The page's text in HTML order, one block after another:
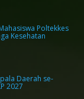
Poltekkes
Kesehatan
Daerah se-
2027